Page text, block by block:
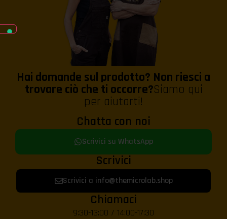
Hai domande sul prodotto? Non riesci a
trovare ciò che ti occorre?Siamo qui
per aiutarti!
Chatta con noi
Scrivici su WhatsApp
Scrivici
Scrivici a info@themicrolab.shop
Chiamaci
9:30-13:00 / 14:00-17:30